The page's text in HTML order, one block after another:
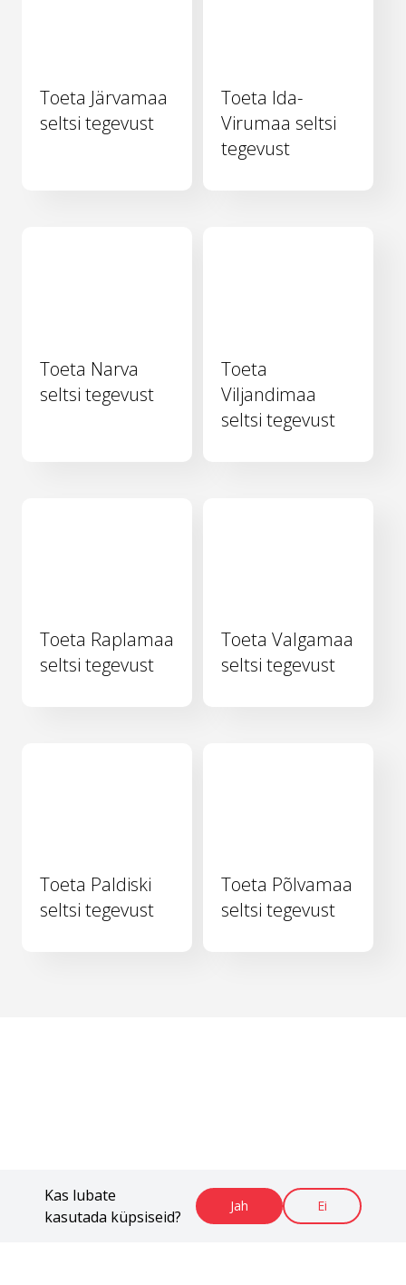
Kas lubate
kasutada küpsiseid?
Jah Ei
Toeta Järvamaa
seltsi tegevust
Toeta Ida-
Virumaa seltsi
tegevust
Toeta Narva
seltsi tegevust
Toeta
Viljandimaa
seltsi tegevust
Toeta Raplamaa
seltsi tegevust
Toeta Valgamaa
seltsi tegevust
Toeta Paldiski
seltsi tegevust
Toeta Põlvamaa
seltsi tegevust